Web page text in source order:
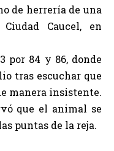
de herrería de una
Caucel, en
por 84 y 86, donde
tras escuchar que
manera insistente.
que el animal se
puntas de la reja.